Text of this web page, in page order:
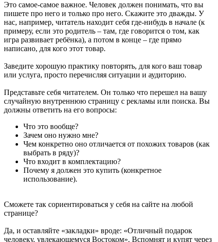
Это самое-самое важное. Человек должен понимать, что вы
пишете про него и только про него. Скажите это дважды. У
нас, например, читатель находит себя где-нибудь в начале (к
примеру, если это родитель – там, где говорится о том, как
игра развивает ребёнка), а потом в конце – где прямо
написано, для кого этот товар.
Заведите хорошую практику повторять, для кого ваш товар
или услуга, просто перечисляя ситуации и аудиторию.
Представьте себя читателем. Он только что перешел на вашу
случайную внутреннюю страницу с рекламы или поиска. Вы
должны ответить на его вопросы:
Что это вообще?
Зачем оно нужно мне?
Чем конкретно оно отличается от похожих товаров (как
выбрать в ряду)?
Что входит в комплектацию?
Почему я должен это купить (конкретное
использование).
Сможете так сориентироваться у себя на сайте на любой
странице?
Да, и оставляйте «закладки» вроде: «Отличный подарок
человеку, увлекающемуся Востоком». Вспомнят и купят через